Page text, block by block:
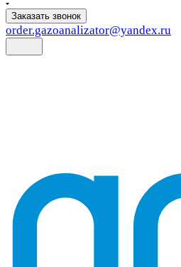
Заказать звонок
order.gazoanalizator@yandex.ru